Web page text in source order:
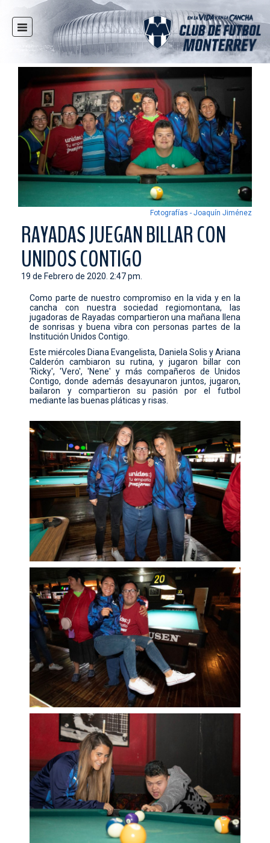
INICIO
NOTICIAS
CLUB
MULTIMEDIA
RAYADOS
RAYADAS
FUERZAS BÁSICAS
RESPONSABILIDAD SOCIAL
TAQUILLA
TIENDA
ESTADIO
PRENSA
Fotografías - Joaquín Jiménez
RAYADAS JUEGAN BILLAR CON
UNIDOS CONTIGO
19 de Febrero de 2020. 2:47 pm.
Como parte de nuestro compromiso en la vida y en la
cancha con nuestra sociedad regiomontana, las
jugadoras de Rayadas compartieron una mañana llena
de sonrisas y buena vibra con personas partes de la
Institución Unidos Contigo.
Este miércoles Diana Evangelista, Daniela Solis y Ariana
Calderón cambiaron su rutina, y jugaron billar con
'Ricky', 'Vero', 'Nene' y más compañeros de Unidos
Contigo, donde además desayunaron juntos, jugaron,
bailaron y compartieron su pasión por el futbol
mediante las buenas pláticas y risas.